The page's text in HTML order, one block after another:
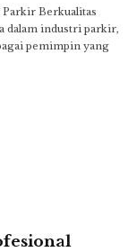
Berkualitas
dalam industri parkir,
pemimpin yang